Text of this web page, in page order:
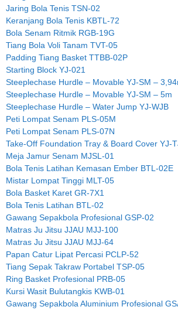
Jaring Bola Tenis TSN-02
Keranjang Bola Tenis KBTL-72
Bola Senam Ritmik RGB-19G
Tiang Bola Voli Tanam TVT-05
Padding Tiang Basket TTBB-02P
Starting Block YJ-021
Steeplechase Hurdle – Movable YJ-SM –
Steeplechase Hurdle – Movable YJ-SM – 5m
Steeplechase Hurdle – Water Jump YJ-WJB
Peti Lompat Senam PLS-05M
Peti Lompat Senam PLS-07N
Take-Off Foundation Tray & Board Cover YJ-
Meja Jamur Senam MJSL-01
Bola Tenis Latihan Kemasan Ember BTL-02E
Mistar Lompat Tinggi MLT-05
Bola Basket Karet GR-7X1
Bola Tenis Latihan BTL-02
Gawang Sepakbola Profesional GSP-02
Matras Ju Jitsu JJAU MJJ-100
Matras Ju Jitsu JJAU MJJ-64
Papan Catur Lipat Percasi PCLP-52
Tiang Sepak Takraw Portabel TSP-05
Ring Basket Profesional PRB-05
Kursi Wasit Bulutangkis KWB-01
Gawang Sepakbola Aluminium Profesional